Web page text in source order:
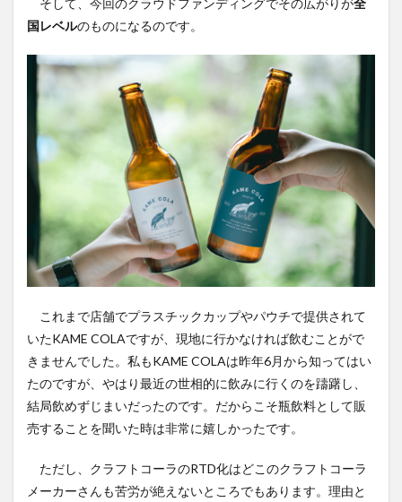
国レベルのものになるのです。
これまで店舗でプラスチックカップやパウチで提供されて
いたKAME COLAですが、現地に行かなければ飲むことがで
きませんでした。私もKAME COLAは昨年6月から知ってはい
たのですが、やはり最近の世相的に飲みに行くのを躊躇し、
結局飲めずじまいだったのです。だからこそ瓶飲料として販
売することを聞いた時は非常に嬉しかったです。
ただし、クラフトコーラのRTD化はどこのクラフトコーラ
メーカーさんも苦労が絶えないところでもあります。理由と